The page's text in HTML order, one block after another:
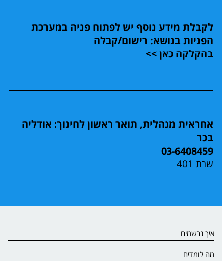
לקבלת מידע נוסף יש לפתוח פניה במערכת
הפניות בנושא: רישום/קבלה
בהקלקה כאן >>
אחראית מנהלית, תואר ראשון לחינוך: אודליה
בכר
03-6408459
שרת 401
איך נרשמים
מה לומדים